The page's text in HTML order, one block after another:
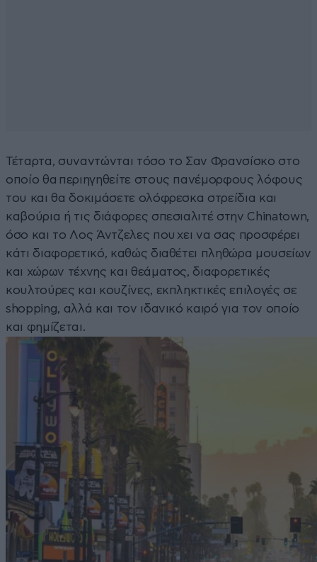
Τέταρτα, συναντώνται τόσο το Σαν Φρανσίσκο στο
οποίο θα περιηγηθείτε στους πανέμορφους λόφους
του και θα δοκιμάσετε ολόφρεσκα στρείδια και
καβούρια ή τις διάφορες σπεσιαλιτέ στην Chinatown,
όσο και το Λος Άντζελες που χει να σας προσφέρει
κάτι διαφορετικό, καθώς διαθέτει πληθώρα μουσείων
και χώρων τέχνης και θεάματος, διαφορετικές
κουλτούρες και κουζίνες, εκπληκτικές επιλογές σε
shopping, αλλά και τον ιδανικό καιρό για τον οποίο
και φημίζεται.